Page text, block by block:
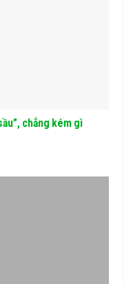
chẳng kém gì